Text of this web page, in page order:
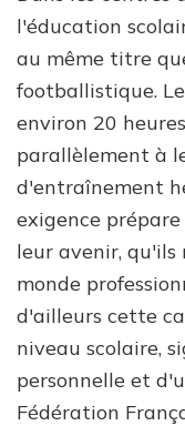
l'éducation
au même titre
footballistique.
environ 20
parallèlement à
d'entraînement
exigence
leur avenir, qu'ils
monde
d'ailleurs cette
niveau scolaire,
personnelle et
Fédération